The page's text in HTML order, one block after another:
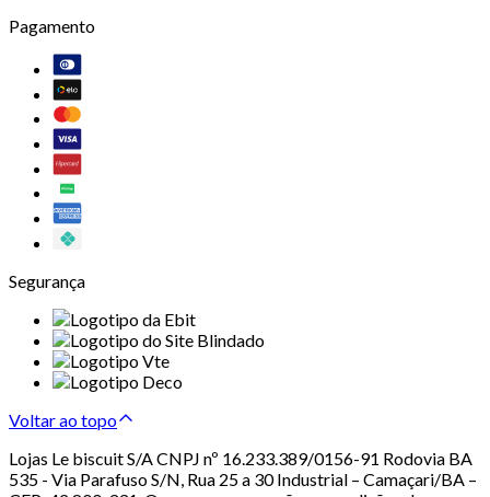
Pagamento
Segurança
Voltar ao topo
Lojas Le biscuit S/A CNPJ nº 16.233.389/0156-91 Rodovia BA
535 - Via Parafuso S/N, Rua 25 a 30 Industrial – Camaçari/BA –